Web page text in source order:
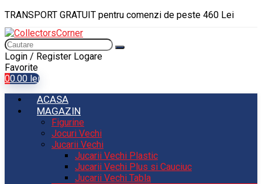
TRANSPORT GRATUIT pentru comenzi de peste 460 Lei
Login / Register Logare
Favorite
00.00 lei
ACASA
MAGAZIN
Figurine
Jocuri Vechi
Jucarii Vechi
Jucarii Vechi Plastic
Jucarii Vechi Plus si Cauciuc
Jucarii Vechi Tabla